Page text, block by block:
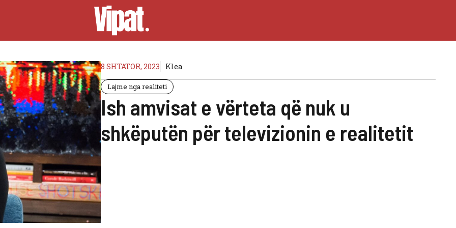
8 SHTATOR, 2023 Klea
Lajme nga realiteti
Ish amvisat e vërteta që nuk u
shkëputën për televizionin e realitetit